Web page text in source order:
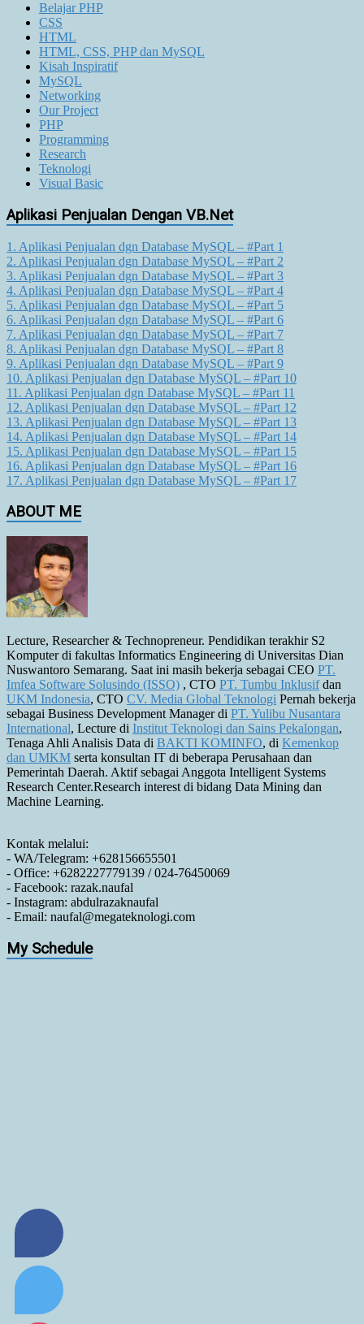
Belajar PHP
CSS
HTML
HTML, CSS, PHP dan MySQL
Kisah Inspiratif
MySQL
Networking
Our Project
PHP
Programming
Research
Teknologi
Visual Basic
Aplikasi Penjualan Dengan VB.Net
1. Aplikasi Penjualan dgn Database MySQL – #Part 1
2. Aplikasi Penjualan dgn Database MySQL – #Part 2
3. Aplikasi Penjualan dgn Database MySQL – #Part 3
4. Aplikasi Penjualan dgn Database MySQL – #Part 4
5. Aplikasi Penjualan dgn Database MySQL – #Part 5
6. Aplikasi Penjualan dgn Database MySQL – #Part 6
7. Aplikasi Penjualan dgn Database MySQL – #Part 7
8. Aplikasi Penjualan dgn Database MySQL – #Part 8
9. Aplikasi Penjualan dgn Database MySQL – #Part 9
10. Aplikasi Penjualan dgn Database MySQL – #Part 10
11. Aplikasi Penjualan dgn Database MySQL – #Part 11
12. Aplikasi Penjualan dgn Database MySQL – #Part 12
13. Aplikasi Penjualan dgn Database MySQL – #Part 13
14. Aplikasi Penjualan dgn Database MySQL – #Part 14
15. Aplikasi Penjualan dgn Database MySQL – #Part 15
16. Aplikasi Penjualan dgn Database MySQL – #Part 16
17. Aplikasi Penjualan dgn Database MySQL – #Part 17
ABOUT ME
Lecture, Researcher & Technopreneur. Pendidikan terakhir S2
Komputer di fakultas Informatics Engineering di Universitas Dian
Nuswantoro Semarang. Saat ini masih bekerja sebagai CEO PT.
Imfea Software Solusindo (ISSO) , CTO PT. Tumbu Inklusifdan
UKM Indonesia, CTO CV. Media Global Teknologi Pernah bekerja
sebagai Business Development Manager di PT. Yulibu Nusantara
International, Lecture di Institut Teknologi dan Sains Pekalongan,
Tenaga Ahli Analisis Data di BAKTI KOMINFO, di Kemenkop
dan UMKM serta konsultan IT di beberapa Perusahaan dan
Pemerintah Daerah. Aktif sebagai Anggota Intelligent Systems
Research Center.Research interest di bidang Data Mining dan
Machine Learning.
Kontak melalui:
- WA/Telegram: +628156655501
- Office: +6282227779139 / 024-76450069
- Facebook: razak.naufal
- Instagram: abdulrazaknaufal
- Email: naufal@megateknologi.com
My Schedule